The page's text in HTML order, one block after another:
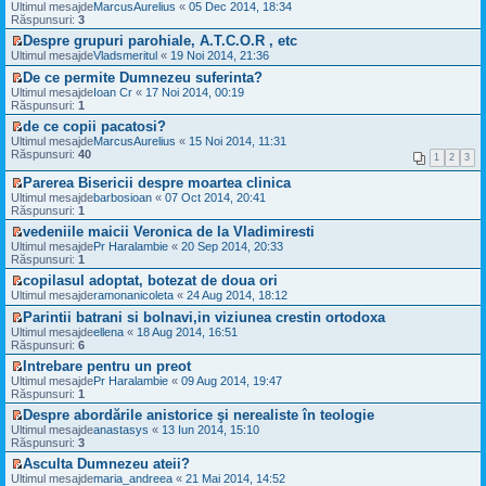
t
i
t
e
c
i
t
i
t
j
n
e
c
i
t
i
t
m
e
s
a
j
n
e
c
i
t
i
t
m
u
l
m
e
s
a
j
n
e
c
i
i
t
u
l
t
i
m
u
l
m
e
s
a
j
n
e
c
i
t
i
t
V
e
z
u
l
t
i
m
u
l
m
e
s
a
j
n
e
c
i
t
i
t
Ultimul mesajdeMarcusAurelius « 05 Dec 2014, 18:34
Răspunsuri: 3
V
e
z
i
u
l
t
i
m
u
m
e
s
a
j
n
e
c
i
t
i
t
Despre grupuri parohiale, A.T.C.O.R , etc
Ultimul mesajdeVladsmeritul « 19 Noi 2014, 21:36
V
e
z
i
u
l
i
m
u
l
m
e
s
a
j
n
e
c
i
t
i
t
De ce permite Dumnezeu suferinta?
Ultimul mesajdeIoan Cr « 17 Noi 2014, 00:19
Răspunsuri: 1
V
e
i
u
l
t
i
m
u
l
m
e
s
a
j
n
e
c
i
t
i
t
de ce copii pacatosi?
Ultimul mesajdeMarcusAurelius « 15 Noi 2014, 11:31
Răspunsuri: 40 1 2 3
V
e
z
i
u
l
t
i
m
u
l
m
e
s
a
j
n
e
c
i
t
i
t
Parerea Bisericii despre moartea clinica
Ultimul mesajdebarbosioan « 07 Oct 2014, 20:41
Răspunsuri: 1
V
e
z
i
u
l
t
i
m
u
l
m
e
s
a
j
n
e
c
vedeniile maicii Veronica de la Vladimiresti
Ultimul mesajdePr Haralambie « 20 Sep 2014, 20:33
Răspunsuri: 1
V
e
z
i
u
l
t
i
m
u
l
m
e
s
a
copilasul adoptat, botezat de doua ori
Ultimul mesajderamonanicoleta « 24 Aug 2014, 18:12
V
e
z
u
l
t
i
m
u
m
Parintii batrani si bolnavi,in viziunea crestin ortodoxa
Ultimul mesajdeellena « 18 Aug 2014, 16:51
Răspunsuri: 6
V
e
z
u
l
t
i
m
Intrebare pentru un preot
Ultimul mesajdePr Haralambie « 09 Aug 2014, 19:47
Răspunsuri: 1
V
e
z
i
u
Despre abordările anistorice şi nerealiste în teologie
Ultimul mesajdeanastasys « 13 Iun 2014, 15:10
Răspunsuri: 3
V
Asculta Dumnezeu ateii?
Ultimul mesajdemaria_andreea « 21 Mai 2014, 14:52